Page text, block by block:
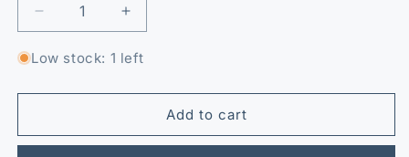
Decrease
quantity
for
3.punkt
51
Increase
quantity
for
3.punkt
Maxxum
51
Low stock: 1 left
Add to cart